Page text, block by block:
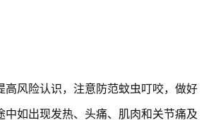
高风险认识，注意防范蚊虫叮咬，做好
中如出现发热、头痛、肌肉和关节痛及